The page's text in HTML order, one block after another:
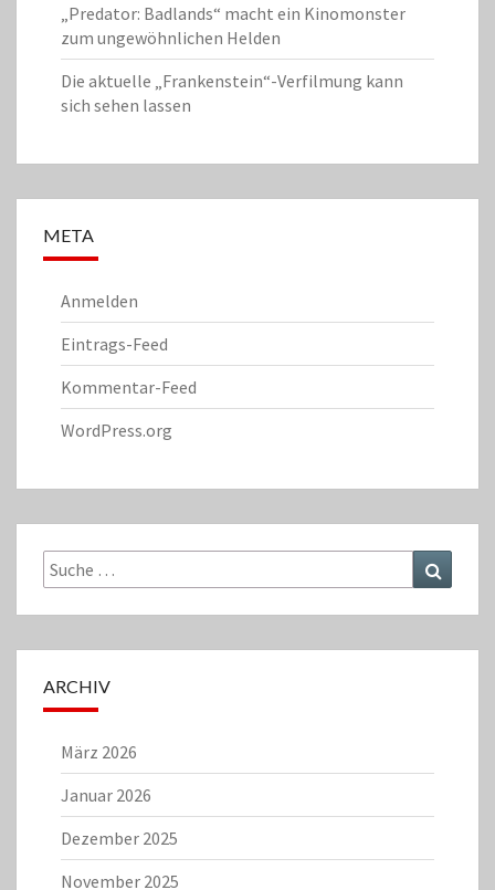
„Predator: Badlands“ macht ein Kinomonster
zum ungewöhnlichen Helden
Die aktuelle „Frankenstein“-Verfilmung kann
sich sehen lassen
META
Anmelden
Eintrags-Feed
Kommentar-Feed
WordPress.org
Suche
nach:
ARCHIV
März 2026
Januar 2026
Dezember 2025
November 2025